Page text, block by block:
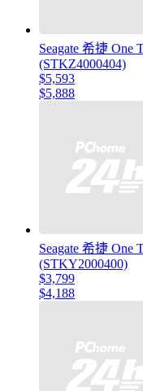
Seagate 希捷
(STKZ4000404)
$5,593
$5,888
Seagate 希捷
(STKY2000400)
$3,799
$4,188